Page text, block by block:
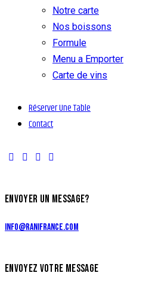
Notre carte
Nos boissons
Formule
Menu a Emporter
Carte de vins
Réserver Une Table
Contact
ENVOYER UN MESSAGE?
info@ranifrance.com
ENVOYEZ VOTRE MESSAGE